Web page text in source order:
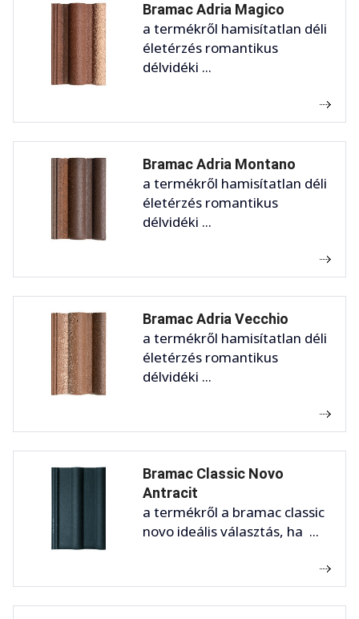
Bramac Adria Magico
a termékről hamisítatlan déli
életérzés romantikus
délvidéki ...
Bramac Adria Montano
a termékről hamisítatlan déli
életérzés romantikus
délvidéki ...
Bramac Adria Vecchio
a termékről hamisítatlan déli
életérzés romantikus
délvidéki ...
Bramac Classic Novo
Antracit
a termékről a bramac classic
novo ideális választás, ha ...